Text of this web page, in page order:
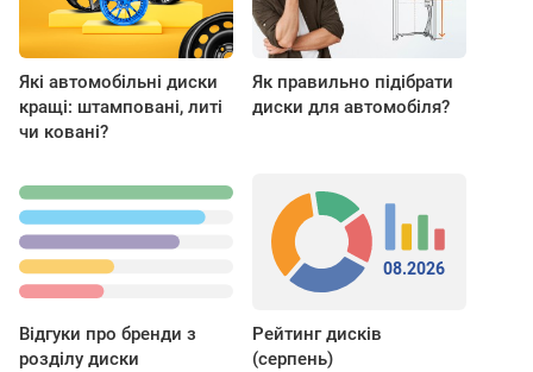
Які автомобільні диски
кращі: штамповані, литі
чи ковані?
Як правильно підібрати
диски для автомобіля?
Відгуки про бренди з
розділу диски
08.2026
Рейтинг дисків
(серпень)